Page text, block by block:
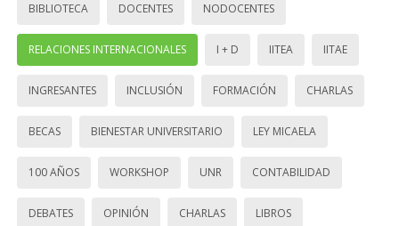
BIBLIOTECA DOCENTES NODOCENTES
RELACIONES INTERNACIONALES I + D IITEA IITAE
INGRESANTES INCLUSIÓN FORMACIÓN CHARLAS
BECAS BIENESTAR UNIVERSITARIO LEY MICAELA
100 AÑOS WORKSHOP UNR CONTABILIDAD
DEBATES OPINIÓN CHARLAS LIBROS